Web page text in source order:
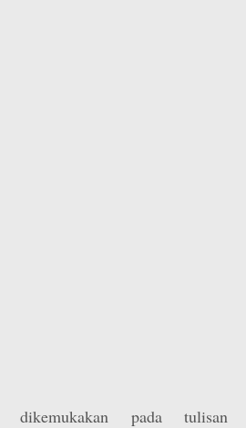
dikemukakan pada tulisan